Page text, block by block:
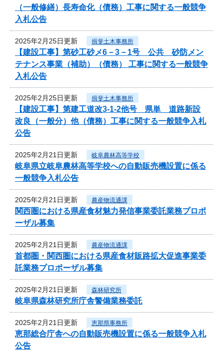
（一般修繕）長寿命化（債務）工事に関する一般競争
入札公告
2025年2月25日更新 揖斐土木事務所
【建設工事】第砂工砂メ6－3－1号 公共 砂防メン
テナンス事業（補助）（債務） 工事に関する一般競争
入札公告
2025年2月25日更新 揖斐土木事務所
【建設工事】第建工道改3-1-2他号 県単 道路新設
改良（一般分）他（債務）工事に関する一般競争入札
公告
2025年2月21日更新 岐阜農林高等学校
岐阜県立岐阜農林高等学校への自動販売機設置に係る
一般競争入札公告
2025年2月21日更新 農産物流通課
関西圏における県産食材魅力発信事業委託業務プロポ
ーザル募集
2025年2月21日更新 農産物流通課
首都圏・関西圏における県産食材販路拡大促進事業委
託業務プロポーザル募集
2025年2月21日更新 森林研究所
岐阜県森林研究所庁舎警備業務委託
2025年2月21日更新 恵那県事務所
恵那総合庁舎への自動販売機設置に係る一般競争入札
公告